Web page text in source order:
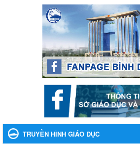
Phát động, triển khai Cuộc thi " An
cười ngày mai" dành cho học sinh và
năm học 2023-2024
Phát động, triển khai Cuộc thi " An toàn
ngày mai" dành cho học sinh và giáo viên
Ngày ban hành: 22/11/2023
Nhắc nhỡ thực hiện thanh toán không
khoản thu trong nhà trường năm học
Nhắc nhỡ thực hiện thanh toán không
thu trong nhà trường năm học 2023-
Ngày ban hành: 27/09/2023
TRUYỀN HÌNH GIÁO DỤC